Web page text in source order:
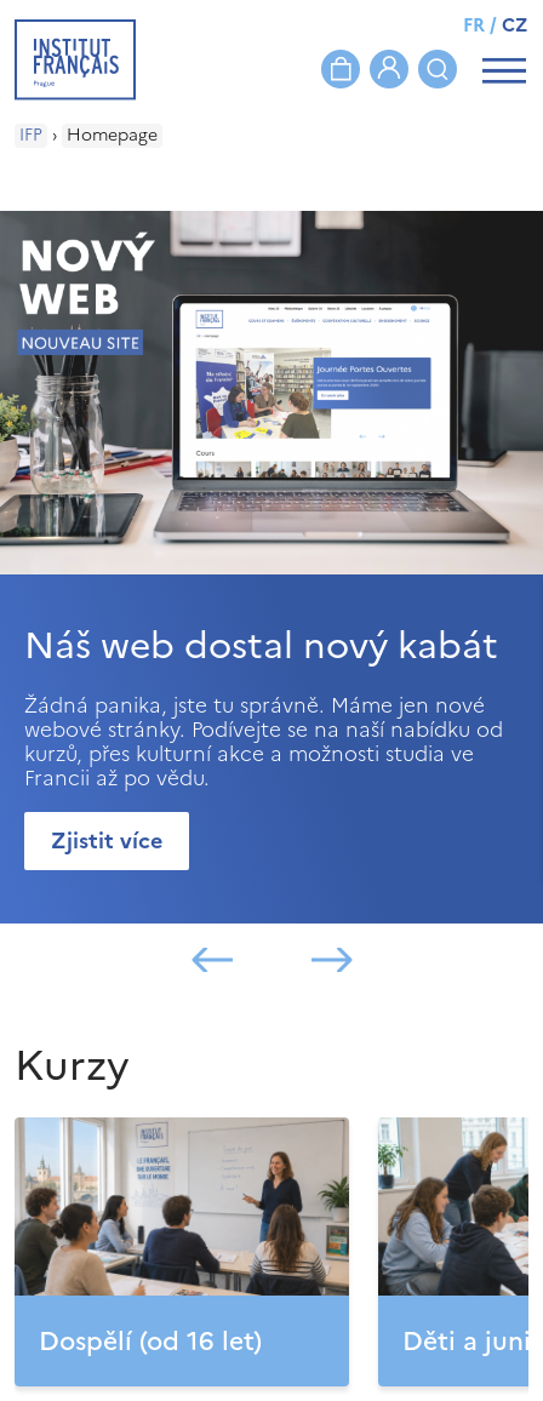
FR/CZ
IFP › Homepage
Náš web dostal nový kabát
Žádná panika, jste tu správně. Máme jen nové
webové stránky. Podívejte se na naší nabídku od
kurzů, přes kulturní akce a možnosti studia ve
Francii až po vědu.
Zjistit více
Kurzy
Dospělí (od 16 let) Děti a